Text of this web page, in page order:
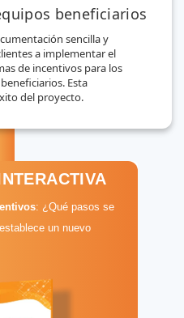
beneficiarios
sencilla y
a implementar el
de incentivos para los
Esta
del proyecto.
: ¿Qué pasos se
un nuevo